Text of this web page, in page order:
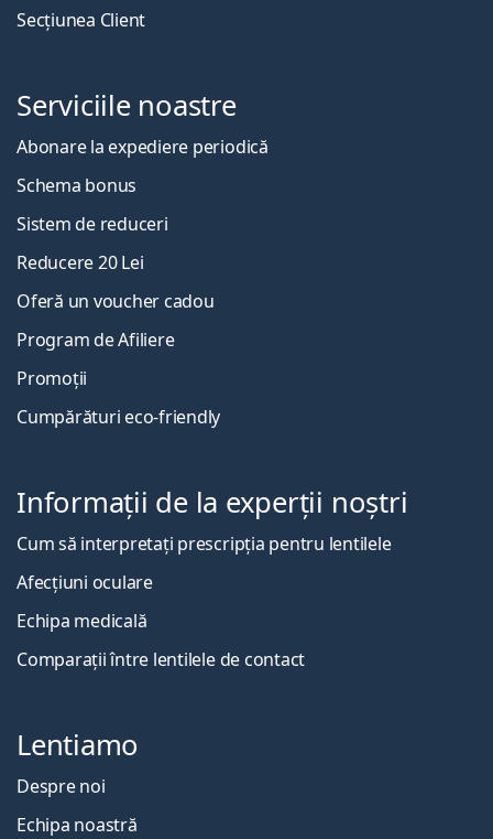
Secțiunea Client
Serviciile noastre
Abonare la expediere periodică
Schema bonus
Sistem de reduceri
Reducere 20 Lei
Oferă un voucher cadou
Program de Afiliere
Promoții
Cumpărături eco-friendly
Informații de la experții noștri
Cum să interpretați prescripția pentru lentilele
Afecțiuni oculare
Echipa medicală
Comparații între lentilele de contact
Lentiamo
Despre noi
Echipa noastră